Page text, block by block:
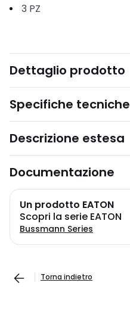
3 PZ
Dettaglio prodotto
Specifiche tecniche
Descrizione estesa
Documentazione
Un prodotto EATON
Scopri la serie EATON
Bussmann Series
Torna indietro